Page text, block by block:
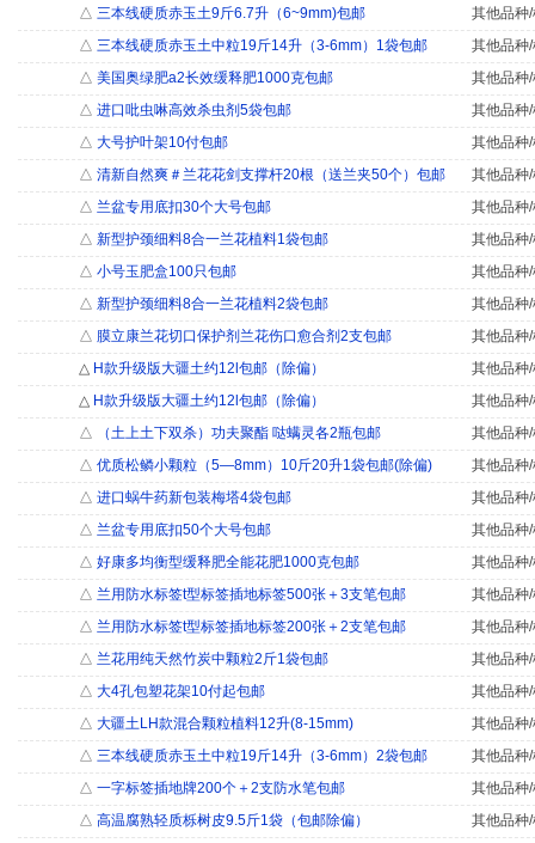
△ 三本线硬质赤玉土9斤6.7升（6~9mm)包邮
其他品种
△ 三本线硬质赤玉土中粒19斤14升（3-6mm）1袋包邮
其他品种
△ 美国奥绿肥a2长效缓释肥1000克包邮
其他品种
△ 进口吡虫啉高效杀虫剂5袋包邮
其他品种
△ 大号护叶架10付包邮
其他品种
△ 清新自然爽＃兰花花剑支撑杆20根（送兰夹50个）包邮
其他品种
△ 兰盆专用底扣30个大号包邮
其他品种
△ 新型护颈细料8合一兰花植料1袋包邮
其他品种
△ 小号玉肥盒100只包邮
其他品种
△ 新型护颈细料8合一兰花植料2袋包邮
其他品种
△ 膜立康兰花切口保护剂兰花伤口愈合剂2支包邮
其他品种
△ H款升级版大疆土约12l包邮（除偏）
其他品种
△ H款升级版大疆土约12l包邮（除偏）
其他品种
△ （土上土下双杀）功夫聚酯 哒螨灵各2瓶包邮
其他品种
△ 优质松鳞小颗粒（5―8mm）10斤20升1袋包邮(除偏)
其他品种
△ 进口蜗牛药新包装梅塔4袋包邮
其他品种
△ 兰盆专用底扣50个大号包邮
其他品种
△ 好康多均衡型缓释肥全能花肥1000克包邮
其他品种
△ 兰用防水标签t型标签插地标签500张＋3支笔包邮
其他品种
△ 兰用防水标签t型标签插地标签200张＋2支笔包邮
其他品种
△ 兰花用纯天然竹炭中颗粒2斤1袋包邮
其他品种
△ 大4孔包塑花架10付起包邮
其他品种
△ 大疆土LH款混合颗粒植料12升(8-15mm)
其他品种
△ 三本线硬质赤玉土中粒19斤14升（3-6mm）2袋包邮
其他品种
△ 一字标签插地牌200个＋2支防水笔包邮
其他品种
△ 高温腐熟轻质栎树皮9.5斤1袋（包邮除偏）
其他品种